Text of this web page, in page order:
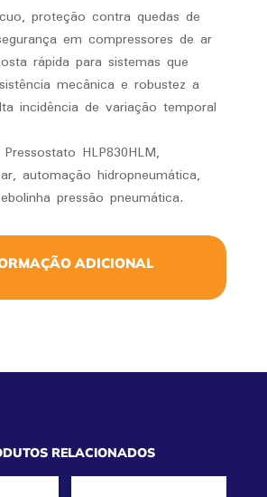
proteção contra quedas de
em compressores de ar
rápida para sistemas que
mecânica e robustez a
incidência de variação temporal
HLP830HLM,
automação hidropneumática,
pressão pneumática.
ADICIONAL
RELACIONADOS